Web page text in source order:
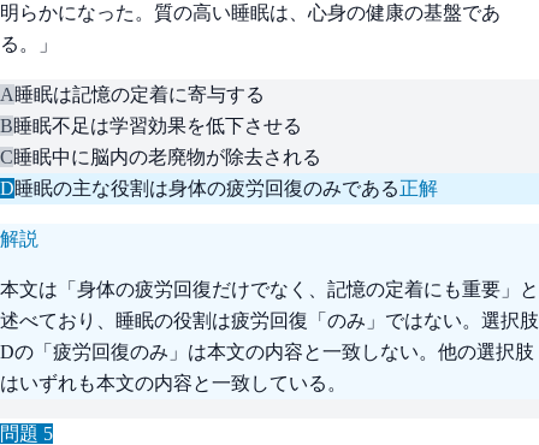
明らかになった。質の高い睡眠は、心身の健康の基盤であ
る。」
A 睡眠は記憶の定着に寄与する
B睡眠不足は学習効果を低下させる
C睡眠中に脳内の老廃物が除去される
D睡眠の主な役割は身体の疲労回復のみである正解
解説
本文は「身体の疲労回復だけでなく、記憶の定着にも重要」と
述べており、睡眠の役割は疲労回復「のみ」ではない。選択肢
Dの「疲労回復のみ」は本文の内容と一致しない。他の選択肢
はいずれも本文の内容と一致している。
問題 5